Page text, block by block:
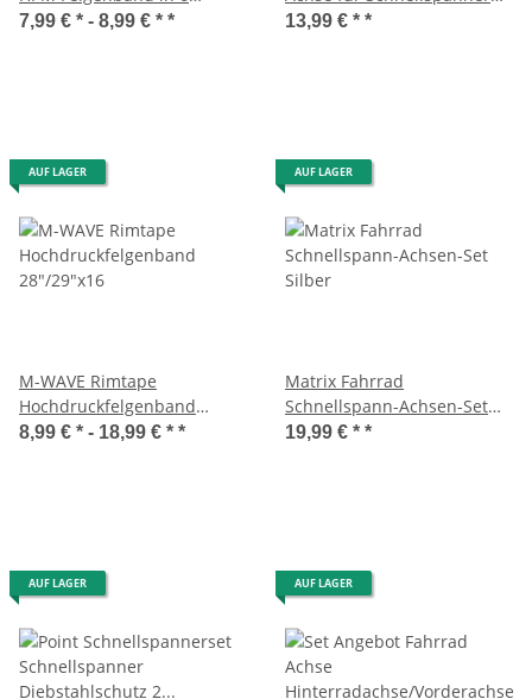
Größen 26-28" - 11-23 mm
7,99 € * - 8,99 € * *
M10 Länge 140 mm
13,99 € * *
AUF LAGER
M-WAVE Rimtape
Hochdruckfelgenband
28"/29"x16
8,99 € * - 18,99 € * *
AUF LAGER
Matrix Fahrrad
Schnellspann-Achsen-Set
Silber
19,99 € * *
AUF LAGER AUF LAGER